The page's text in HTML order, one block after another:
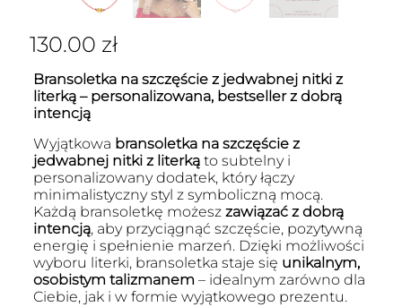
130.00 zł
Bransoletka na szczęście z jedwabnej nitki z
literką – personalizowana, bestseller z dobrą
intencją
Wyjątkowa bransoletka na szczęście z
jedwabnej nitki z literkąto subtelny i
personalizowany dodatek, który łączy
minimalistyczny styl z symboliczną mocą.
Każdą bransoletkę możesz zawiązać z dobrą
intencją, aby przyciągnąć szczęście, pozytywną
energię i spełnienie marzeń. Dzięki możliwości
wyboru literki, bransoletka staje się unikalnym,
osobistym talizmanem – idealnym zarówno dla
Ciebie, jak i w formie wyjątkowego prezentu.